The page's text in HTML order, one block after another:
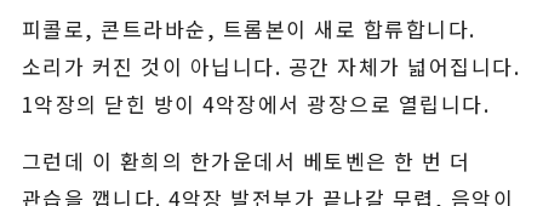
피콜로, 콘트라바순, 트롬본이 새로 합류합니다.
소리가 커진 것이 아닙니다. 공간 자체가 넓어집니다.
1악장의 닫힌 방이 4악장에서 광장으로 열립니다.
그런데 이 환희의 한가운데서 베토벤은 한 번 더
관습을 깹니다. 4악장 발전부가 끝나갈 무렵, 음악이